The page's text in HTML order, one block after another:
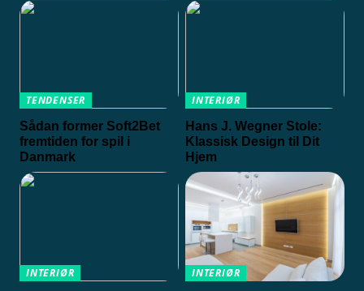
TENDENSER
Sådan former Soft2Bet
fremtiden for spil i
Danmark
INTERIØR
Hans J. Wegner Stole:
Klassisk Design til Dit
Hjem
INTERIØR
INTERIØR